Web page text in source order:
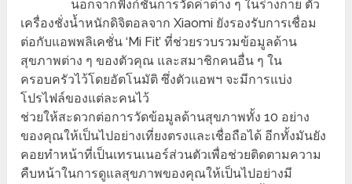
นอกจากฟังก์ชั่นการวัดค่าต่าง ๆ ในร่างกาย ตัว
เครื่องชั่งน้ำหนักดิจิตอลจาก Xiaomi ยังรองรับการเชื่อม
ต่อกับแอพพลิเคชั่น ‘Mi Fit’ ที่ช่วยรวบรวมข้อมูลด้าน
สุขภาพต่าง ๆ ของตัวคุณ และสมาชิกคนอื่น ๆ ใน
ครอบครัวไว้โดยอัตโนมัติ ซึ่งตัวแอพฯ จะมีการแบ่ง
โปรไฟล์ของแต่ละคนไว้
ช่วยให้สะดวกต่อการวัดข้อมูลด้านสุขภาพทั้ง 10 อย่าง
ของคุณให้เป็นไปอย่างเที่ยงตรงและเชื่อถือได้ อีกทั้งมันยัง
คอยทำหน้าที่เป็นเทรนเนอร์ส่วนตัวเพื่อช่วยติดตามความ
คืบหน้าในการดูแลสุขภาพของคุณให้เป็นไปอย่างมี